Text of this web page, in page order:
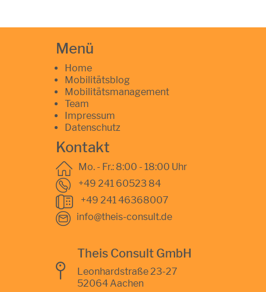
Menü
Home
Mobilitätsblog
Mobilitätsmanagement
Team
Impressum
Datenschutz
Kontakt
Mo. - Fr.: 8:00 - 18:00 Uhr
+49 241 60523 84
+49 241 46368007
info@theis-consult.de
Theis Consult GmbH
Leonhardstraße 23-27
52064 Aachen